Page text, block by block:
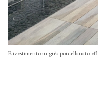
Rivestimento in grès porcellanato